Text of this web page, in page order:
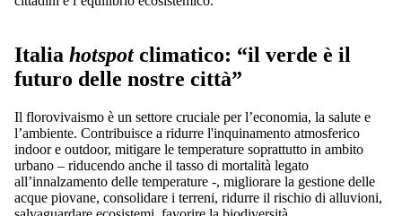
Italia hotspotclimatico: “il verde è il
futuro delle nostre città”
Il florovivaismo è un settore cruciale per l’economia, la salute e
l’ambiente. Contribuisce a ridurre l'inquinamento atmosferico
indoor e outdoor, mitigare le temperature soprattutto in ambito
urbano – riducendo anche il tasso di mortalità legato
all’innalzamento delle temperature -, migliorare la gestione delle
acque piovane, consolidare i terreni, ridurre il rischio di alluvioni,